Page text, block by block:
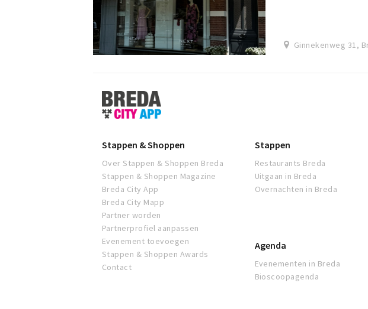
Ginnekenweg 31,
Stappen
&
Shoppen
Stappen & Shoppen
Over Stappen & Shoppen Breda
Stappen & Shoppen Magazine
Breda City App
Breda City Mapp
Partner worden
Partnerprofiel aanpassen
Evenement toevoegen
Stappen & Shoppen Awards
Contact
Stappen
Restaurants Breda
Uitgaan in Breda
Overnachten in Breda
Agenda
Evenementen in Breda
Bioscoopagenda